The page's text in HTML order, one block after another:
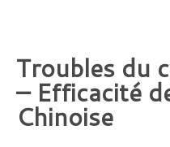
Troubles du
– Efficacité
Chinoise